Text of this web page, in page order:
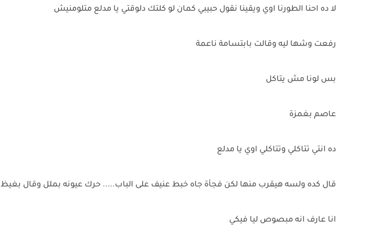
لا ده احنا الطورنا اوي ويقينا نقول حبيبي كمان لو كلتك دلوقتي يا مدلع متلومنيش
رفعت وشها ليه وقالت بابتسامة ناعمة
بس لونا مش يتاكل
عاصم بغمزة
ده انتي تتاكلي وتتاكلي اوي يا مدلع
قال كده ولسه هيقرب منها لكن فجأة جاه خبط عنيف على الباب..... حرك عيونه بملل وقال بغيظ
انا عارف انه مبصوص ليا فيكي